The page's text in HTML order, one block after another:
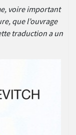
voire important
que l’ouvrage
traduction a un